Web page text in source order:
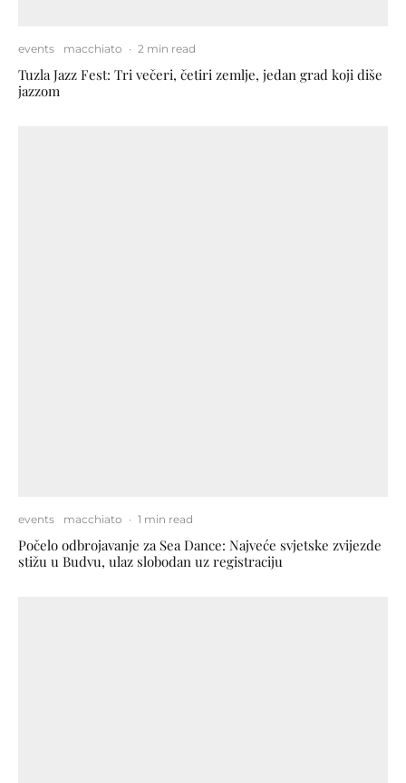
events macchiato · 2 min read
Tuzla Jazz Fest: Tri večeri, četiri zemlje, jedan grad koji diše
jazzom
events macchiato · 1 min read
Počelo odbrojavanje za Sea Dance: Najveće svjetske zvijezde
stižu u Budvu, ulaz slobodan uz registraciju